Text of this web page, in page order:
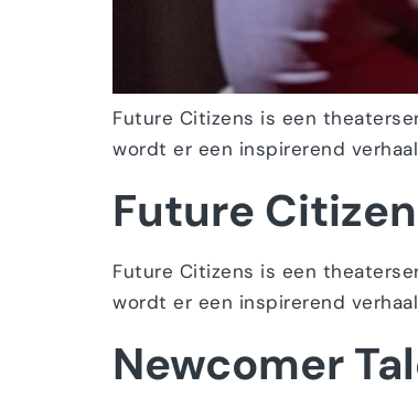
Future Citizens is een
wordt er een inspirerend
Future
Future Citizens is een
wordt er een inspirerend
Newcomer